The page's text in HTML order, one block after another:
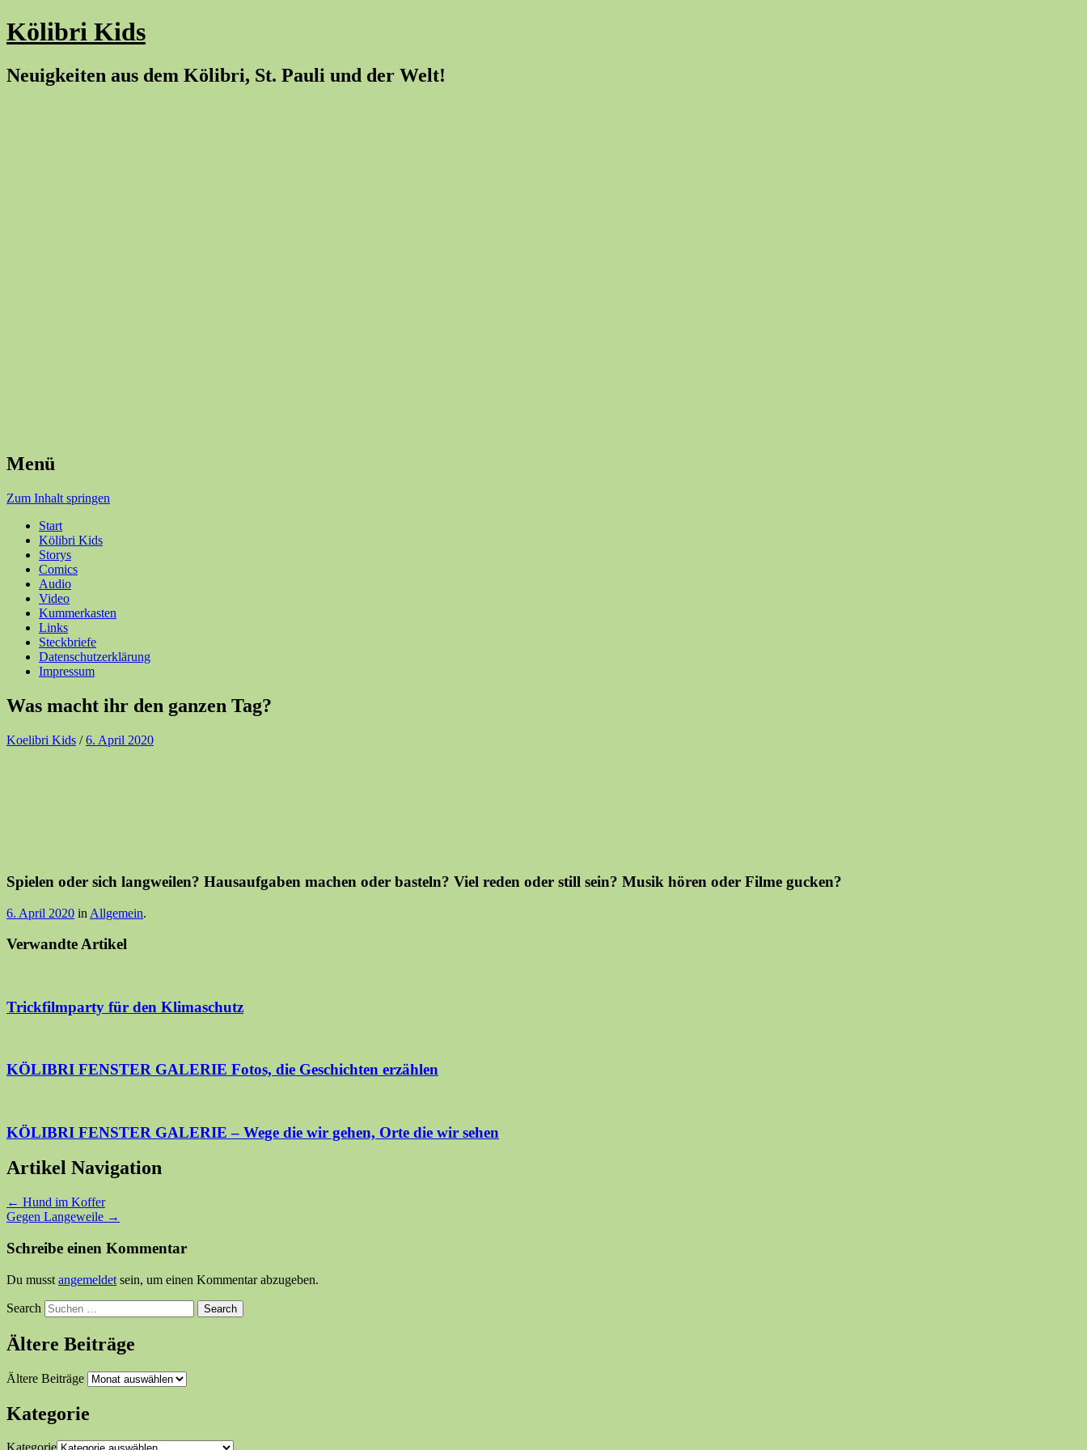
Kölibri Kids
Neuigkeiten aus dem Kölibri, St. Pauli und der Welt!
Menü
Zum Inhalt springen
Start
Kölibri Kids
Storys
Comics
Audio
Video
Kummerkasten
Links
Steckbriefe
Datenschutzerklärung
Impressum
Was macht ihr den ganzen Tag?
Koelibri Kids /6. April 2020
Spielen oder sich langweilen? Hausaufgaben machen oder basteln? Viel reden oder still sein? Musik hören oder Filme gucken?
6. April 2020 in Allgemein.
Verwandte Artikel
Trickfilmparty für den Klimaschutz
KÖLIBRI FENSTER GALERIE Fotos, die Geschichten erzählen
KÖLIBRI FENSTER GALERIE – Wege die wir gehen, Orte die wir sehen
Artikel Navigation
← Hund im Koffer
Gegen Langeweile →
Schreibe einen Kommentar
Du musst angemeldet sein, um einen Kommentar abzugeben.
Search
Ältere Beiträge
Ältere Beiträge
Kategorie